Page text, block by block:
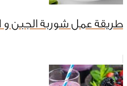
طريقة عمل شوربة الجبن و